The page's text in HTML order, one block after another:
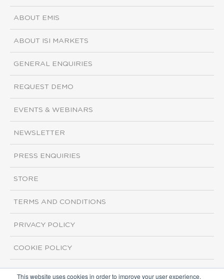
This website uses cookies in order to improve your user experience.
ABOUT EMIS
ABOUT ISI MARKETS
GENERAL ENQUIRIES
REQUEST DEMO
EVENTS & WEBINARS
NEWSLETTER
PRESS ENQUIRIES
STORE
TERMS AND CONDITIONS
PRIVACY POLICY
COOKIE POLICY